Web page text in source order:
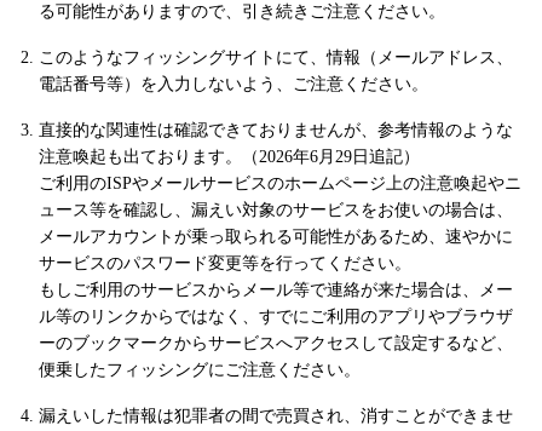
る可能性がありますので、引き続きご注意ください。
このようなフィッシングサイトにて、情報（メールアドレス、
電話番号等）を入力しないよう、ご注意ください。
直接的な関連性は確認できておりませんが、参考情報のような
注意喚起も出ております。（2026年6月29日追記）
ご利用のISPやメールサービスのホームページ上の注意喚起やニ
ュース等を確認し、漏えい対象のサービスをお使いの場合は、
メールアカウントが乗っ取られる可能性があるため、速やかに
サービスのパスワード変更等を行ってください。
もしご利用のサービスからメール等で連絡が来た場合は、メー
ル等のリンクからではなく、すでにご利用のアプリやブラウザ
ーのブックマークからサービスへアクセスして設定するなど、
便乗したフィッシングにご注意ください。
漏えいした情報は犯罪者の間で売買され、消すことができませ